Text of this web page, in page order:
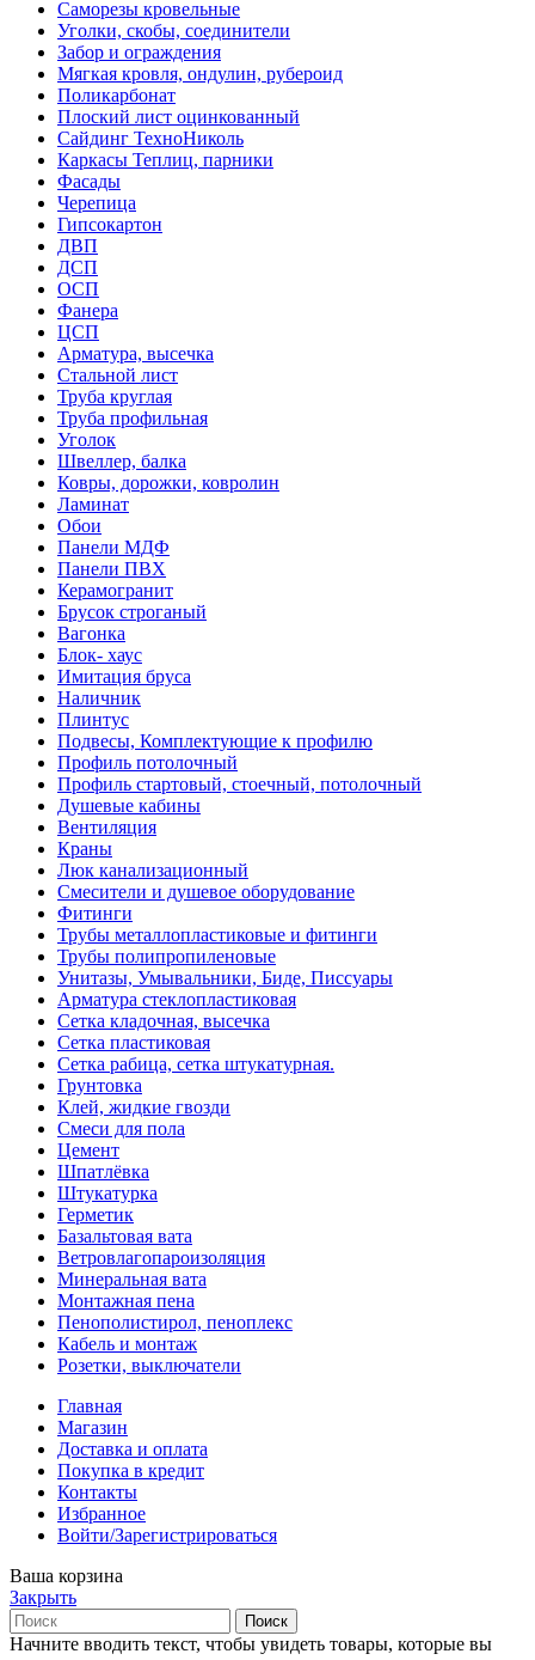
Саморезы кровельные
Уголки, скобы, соединители
Забор и ограждения
Мягкая кровля, ондулин, рубероид
Поликарбонат
Плоский лист оцинкованный
Сайдинг ТехноНиколь
Каркасы Теплиц, парники
Фасады
Черепица
Гипсокартон
ДВП
ДСП
ОСП
Фанера
ЦСП
Арматура, высечка
Стальной лист
Труба круглая
Труба профильная
Уголок
Швеллер, балка
Ковры, дорожки, ковролин
Ламинат
Обои
Панели МДФ
Панели ПВХ
Керамогранит
Брусок строганый
Вагонка
Блок- хаус
Имитация бруса
Наличник
Плинтус
Подвесы, Комплектующие к профилю
Профиль потолочный
Профиль стартовый, стоечный, потолочный
Душевые кабины
Вентиляция
Краны
Люк канализационный
Смесители и душевое оборудование
Фитинги
Трубы металлопластиковые и фитинги
Трубы полипропиленовые
Унитазы, Умывальники, Биде, Писсуары
Арматура стеклопластиковая
Сетка кладочная, высечка
Сетка пластиковая
Сетка рабица, сетка штукатурная.
Грунтовка
Клей, жидкие гвозди
Смеси для пола
Цемент
Шпатлёвка
Штукатурка
Герметик
Базальтовая вата
Ветровлагопароизоляция
Минеральная вата
Монтажная пена
Пенополистирол, пеноплекс
Кабель и монтаж
Розетки, выключатели
Главная
Магазин
Доставка и оплата
Покупка в кредит
Контакты
Избранное
Войти/Зарегистрироваться
Ваша корзина
Закрыть
Поиск
Начните вводить текст, чтобы увидеть товары, которые вы